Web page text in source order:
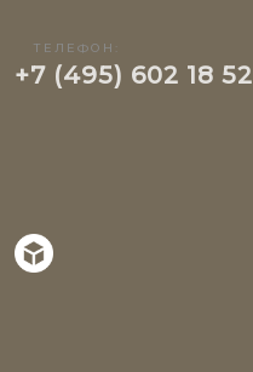
ТЕЛЕФОН:
+7 (495) 602 18 52